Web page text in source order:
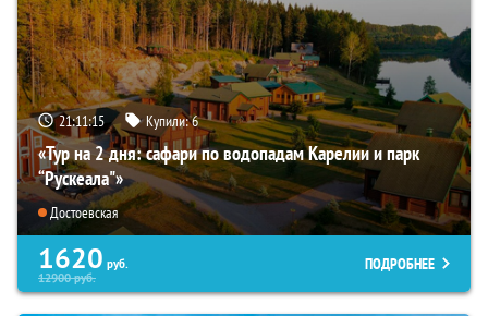
21:11:13 Купили:6
«Тур на 2 дня: сафари по водопадам Карелии и парк
“Рускеала"»
Достоевская
1620 руб.
12900руб.
ПОДРОБНЕЕ